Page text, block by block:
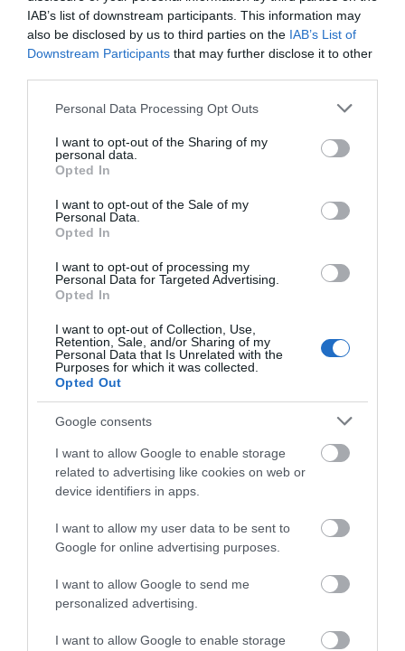
IAB’s list of downstream participants. This information may
also be disclosed by us to third parties on the IAB’s List of
Downstream Participants that may further disclose it to other
Please note that this website/app uses one or more Google
not limited to your visit or usage behaviour. You may click to
grant or deny consent to Google and its third-party tags to
use your data for below specified purposes in below Google
consent section.
Personal Data Processing Opt Outs
I want to opt-out of the Sharing of my
personal data.
Opted In
I want to opt-out of the Sale of my
Personal Data.
Opted In
I want to opt-out of processing my
Personal Data for Targeted Advertising.
Opted In
I want to opt-out of Collection, Use,
Retention, Sale, and/or Sharing of my
Personal Data that Is Unrelated with the
Purposes for which it was collected.
Opted Out
Google consents
I want to allow Google to enable storage
related to advertising like cookies on web or
device identifiers in apps.
I want to allow my user data to be sent to
Google for online advertising purposes.
I want to allow Google to send me
personalized advertising.
I want to allow Google to enable storage